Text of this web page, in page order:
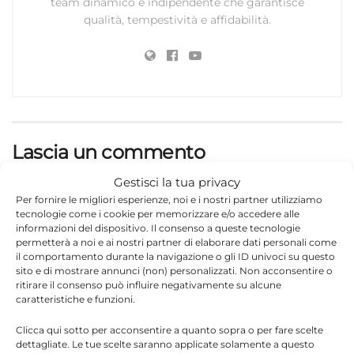
Gestisci la tua privacy
Per fornire le migliori esperienze, noi e i nostri partner utilizziamo
tecnologie come i cookie per memorizzare e/o accedere alle
informazioni del dispositivo. Il consenso a queste tecnologie
permetterà a noi e ai nostri partner di elaborare dati personali come
il comportamento durante la navigazione o gli ID univoci su questo
sito e di mostrare annunci (non) personalizzati. Non acconsentire o
ritirare il consenso può influire negativamente su alcune
caratteristiche e funzioni.
Clicca qui sotto per acconsentire a quanto sopra o per fare scelte
dettagliate. Le tue scelte saranno applicate solamente a questo
qualità, tempestività e affidabilità.
Lascia un commento
Il tuo indirizzo email non sarà pubblicato.
obbligatori sono contrassegnati*
Commento*